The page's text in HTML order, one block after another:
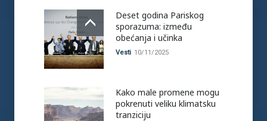
Deset godina Pariskog
sporazuma: između
obećanja i učinka
Vesti 10/11/2025
Kako male promene mogu
pokrenuti veliku klimatsku
tranziciju